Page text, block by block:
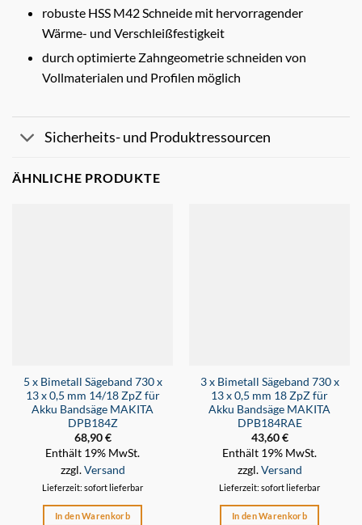
robuste HSS M42 Schneide mit hervorragender
Wärme- und Verschleißfestigkeit
durch optimierte Zahngeometrie schneiden von
Vollmaterialen und Profilen möglich
Sicherheits- und Produktressourcen
ÄHNLICHE PRODUKTE
5 x Bimetall Sägeband 730 x
13 x 0,5 mm 14/18 ZpZ für
Akku Bandsäge MAKITA
DPB184Z
68,90€
Enthält 19% MwSt.
zzgl.Versand
Lieferzeit: sofort lieferbar
In den Warenkorb
3 x Bimetall Sägeband 730 x
13 x 0,5 mm 18 ZpZ für
Akku Bandsäge MAKITA
DPB184RAE
43,60€
Enthält 19% MwSt.
zzgl.Versand
Lieferzeit: sofort lieferbar
In den Warenkorb